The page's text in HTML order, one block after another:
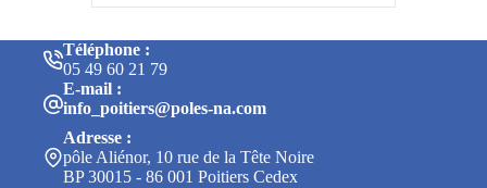
Téléphone :
05 49 60 21 79
E-mail :
info_poitiers@poles-na.com
Adresse :
pôle Aliénor, 10 rue de la Tête Noire
BP 30015 - 86 001 Poitiers Cedex